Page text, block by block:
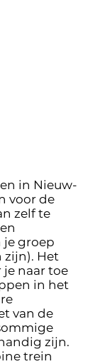
in Nieuw-
voor de
zelf te
je groep
zijn). Het
je naar toe
in het
van de
zijn.
trein